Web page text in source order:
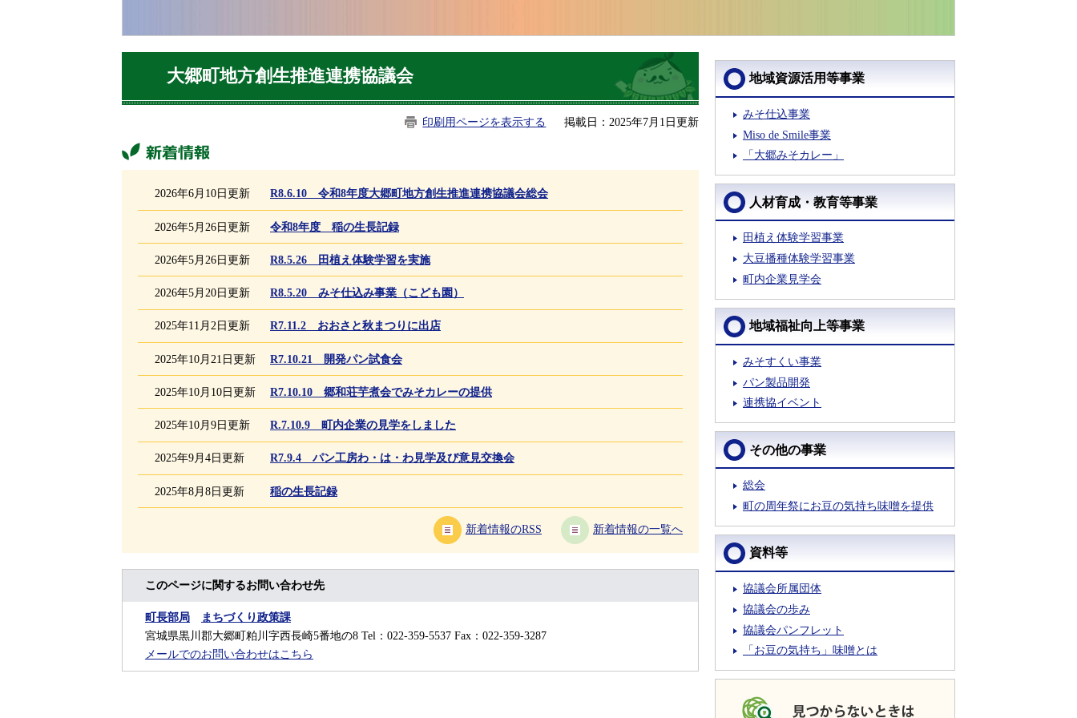
大郷町地方創生推進連携協議会
印刷用ページを表示する 掲載日：2025年7月1日更新
2026年6月10日更新 R8.6.10 令和8年度大郷町地方創生推進連携協議会総会
2026年5月26日更新 令和8年度 稲の生長記録
2026年5月26日更新 R8.5.26 田植え体験学習を実施
2026年5月20日更新 R8.5.20 みそ仕込み事業（こども園）
2025年11月2日更新 R7.11.2 おおさと秋まつりに出店
2025年10月21日更新 R7.10.21 開発パン試食会
2025年10月10日更新 R7.10.10 郷和荘芋煮会でみそカレーの提供
2025年10月9日更新 R.7.10.9 町内企業の見学をしました
2025年9月4日更新 R7.9.4 パン工房わ・は・わ見学及び意見交換会
2025年8月8日更新 稲の生長記録
新着情報のRSS 新着情報の一覧へ
このページに関するお問い合わせ先
町長部局
まちづくり政策課
宮城県黒川郡大郷町粕川字西長崎5番地の8 Tel：022-359-5537 Fax：022-359-3287
メールでのお問い合わせはこちら
地域資源活用等事業
みそ仕込事業
Miso de Smile事業
「大郷みそカレー」
人材育成・教育等事業
田植え体験学習事業
大豆播種体験学習事業
町内企業見学会
地域福祉向上等事業
みそすくい事業
パン製品開発
連携協イベント
その他の事業
総会
町の周年祭にお豆の気持ち味噌を提供
資料等
協議会所属団体
協議会の歩み
協議会パンフレット
「お豆の気持ち」味噌とは